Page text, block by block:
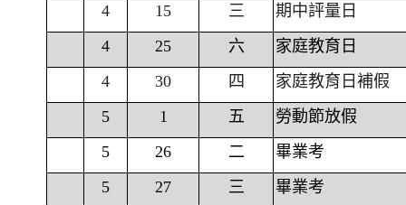
4
15 三
期中評量日
4
25 六
家庭教育日
4
30 四
家庭教育日補假
5
1 五
勞動節放假
5
26 二
畢業考
5
27 三
畢業考